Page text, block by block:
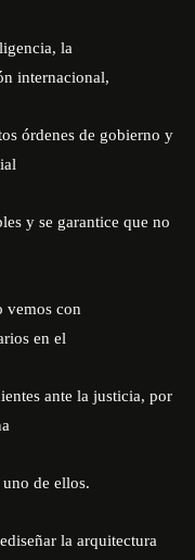
la
internacional,
órdenes de gobierno y
y se garantice que no
vemos con
en el
ante la justicia, por
de ellos.
la arquitectura